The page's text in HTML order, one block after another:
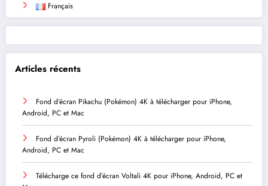
Français
Articles récents
Fond d’écran Pikachu (Pokémon) 4K à télécharger pour iPhone,
Android, PC et Mac
Fond d’écran Pyroli (Pokémon) 4K à télécharger pour iPhone,
Android, PC et Mac
Télécharge ce fond d’écran Voltali 4K pour iPhone, Android, PC et